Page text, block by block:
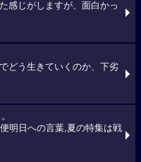
感じがしますが、面白かっ
どう生きていくのか、下劣
明日への言葉,夏の特集は戦